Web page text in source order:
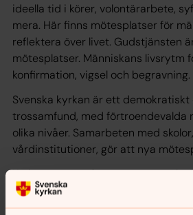
ideella tid i körer, volontärarbete,
mera. Här finns mötesplatser för
reflektera över livet. Gudstjänsten
mötesplatser. Människans livsrytm
konfirmation, vigsel och begravning.
Svenska kyrkan är ett
trossamfund, med förtroendevalda
olika nivåer. Samarbeten med
vårdinstitutioner, gör att nya
Kyrkan ger rum för möten, samtal
Gemensamt är att allt som sker är
trosreflektion där bibelberättelser,